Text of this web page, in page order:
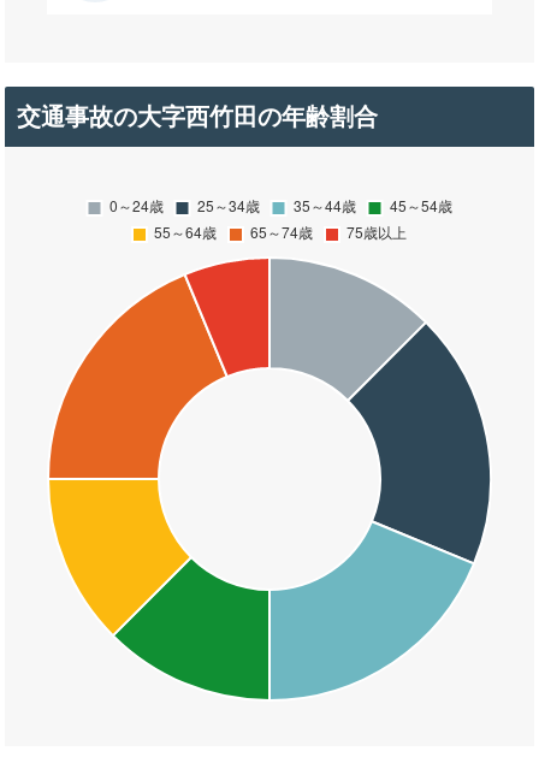
交通事故の大字西竹田の年齢割合